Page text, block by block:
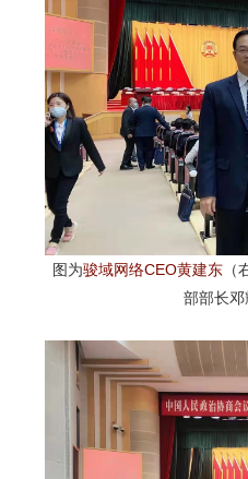
图为骏域网络CEO黄建东（
部部长